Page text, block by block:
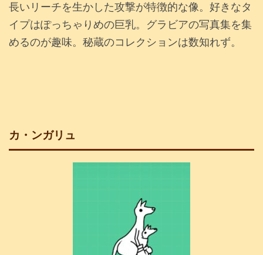
長いリーチを生かした攻撃が特徴的な像。好きなタ
イプはぽっちゃりめの巨乳。グラビアの写真集を集
めるのが趣味。秘蔵のコレクションは数知れず。
カ・ンガリュ